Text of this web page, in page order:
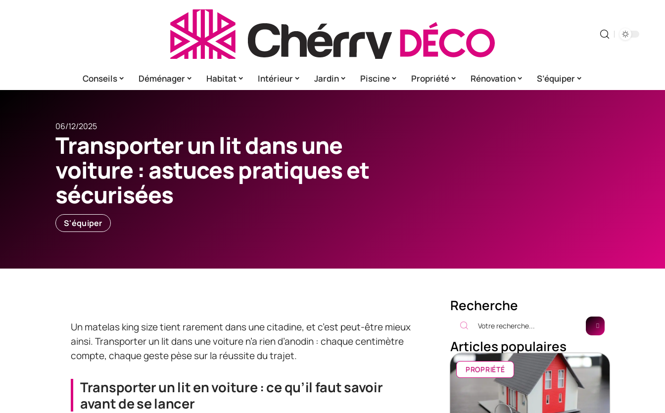
Conseils Déménager Habitat Intérieur Jardin Piscine Propriété Rénovation S’équiper
06/12/2025
Transporter un lit dans une
voiture : astuces pratiques et
sécurisées
S'équiper
Un matelas king size tient rarement dans une citadine, et c’est peut-être mieux
ainsi. Transporter un lit dans une voiture n’a rien d’anodin : chaque centimètre
compte, chaque geste pèse sur la réussite du trajet.
Transporter un lit en voiture : ce qu’il faut savoir
avant de se lancer
Recherche
Articles populaires
PROPRIÉTÉ